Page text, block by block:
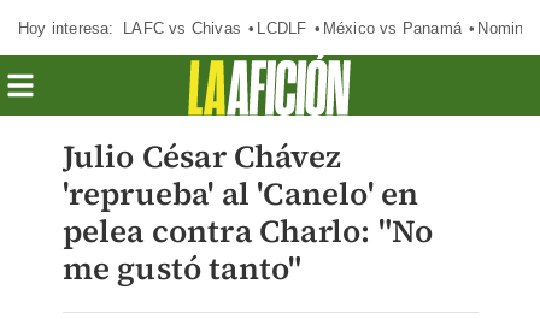
Hoy interesa: LAFC vs Chivas LCDLF México vs Panamá
Julio César Chávez
'reprueba' al 'Canelo' en
pelea contra Charlo: "No
me gustó tanto"